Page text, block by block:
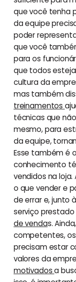
que você tenha
da equipe
poder
que você
para os
que todos
cultura da
mas também
treinamentos
técnicas que
mesmo, para
da equipe,
Esse também é
conhecimento
vendidos na
o que vender e
de errar e, junto
serviço
de vendas.
competentes,
precisam estar
valores da
motivadosa